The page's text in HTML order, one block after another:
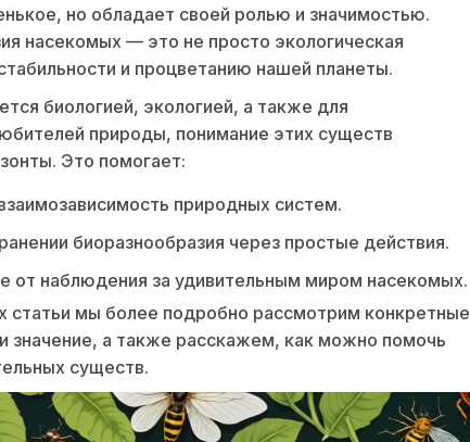
но обладает своей ролью и значимостью.
насекомых — это не просто экологическая
и процветанию нашей планеты.
биологией, экологией, а также для
природы, понимание этих существ
Это помогает:
природных систем.
биоразнообразия через простые действия.
от наблюдения за удивительным миром насекомых.
статьи мы более подробно рассмотрим конкретные
значение, а также расскажем, как можно помочь
существ.